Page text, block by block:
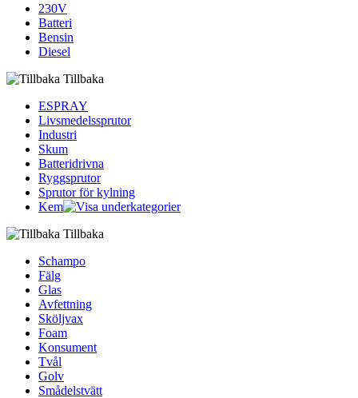
230V
Batteri
Bensin
Diesel
Tillbaka
ESPRAY
Livsmedelssprutor
Industri
Skum
Batteridrivna
Ryggsprutor
Sprutor för kylning
Kem
Tillbaka
Schampo
Fälg
Glas
Avfettning
Sköljvax
Foam
Konsument
Tvål
Golv
Smådelstvätt